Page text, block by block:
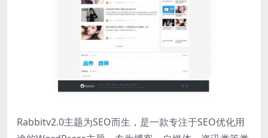
Rabbitv2.0主题为SEO而生，是一款专注于SEO优化用